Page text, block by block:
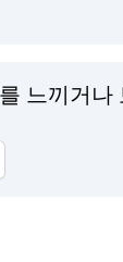
느끼거나